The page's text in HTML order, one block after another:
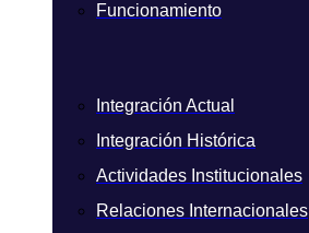
Funcionamiento
Integración Actual
Integración Histórica
Actividades Institucionales
Relaciones Internacionales